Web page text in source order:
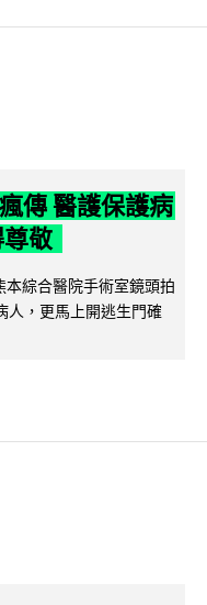
傳 醫護保護病
敬
綜合醫院手術室鏡頭拍
人，更馬上開逃生門確